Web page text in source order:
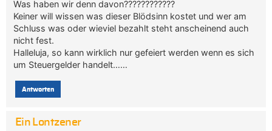
Was haben wir denn davon????????????
Keiner will wissen was dieser Blödsinn kostet und wer am
Schluss was oder wieviel bezahlt steht anscheinend auch
nicht fest.
Halleluja, so kann wirklich nur gefeiert werden wenn es sich
um Steuergelder handelt……
Antworten
Ein Lontzener